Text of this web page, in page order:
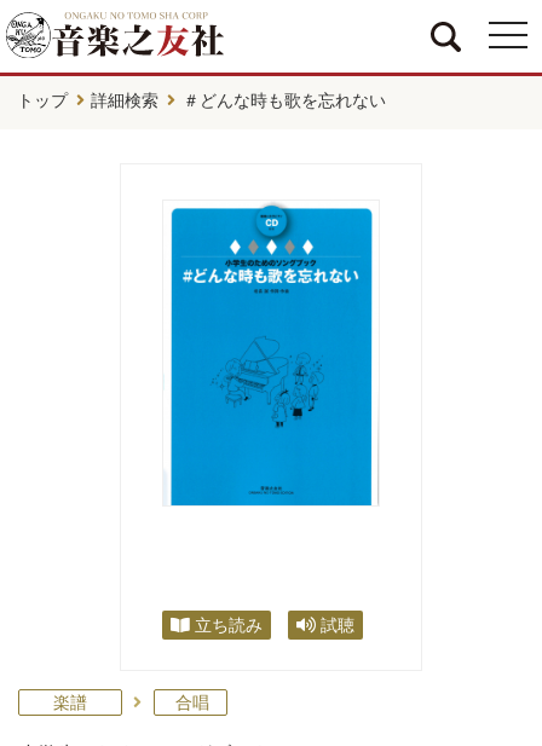
トップ 詳細検索 ＃どんな時も歌を忘れない
立ち読み 試聴
楽譜 合唱